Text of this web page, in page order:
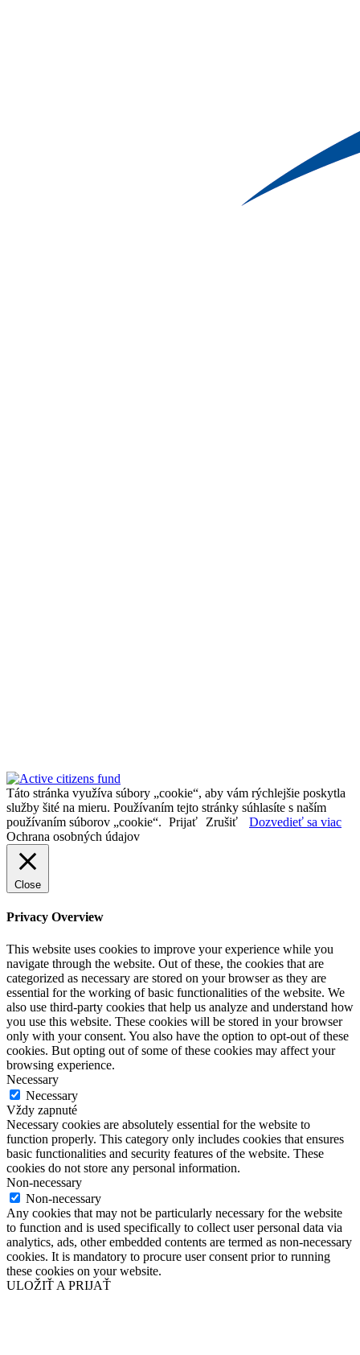
Táto stránka využíva súbory „cookie“, aby vám rýchlejšie poskytla
služby šité na mieru. Používaním tejto stránky súhlasíte s naším
používaním súborov „cookie“. Prijať Zrušiť
Dozvedieť sa viac
Ochrana osobných údajov
Close
Privacy Overview
This website uses cookies to improve your experience while you
navigate through the website. Out of these, the cookies that are
categorized as necessary are stored on your browser as they are
essential for the working of basic functionalities of the website. We
also use third-party cookies that help us analyze and understand how
you use this website. These cookies will be stored in your browser
only with your consent. You also have the option to opt-out of these
cookies. But opting out of some of these cookies may affect your
browsing experience.
Necessary
Necessary
Vždy zapnuté
Necessary cookies are absolutely essential for the website to
function properly. This category only includes cookies that ensures
basic functionalities and security features of the website. These
cookies do not store any personal information.
Non-necessary
Non-necessary
Any cookies that may not be particularly necessary for the website
to function and is used specifically to collect user personal data via
analytics, ads, other embedded contents are termed as non-necessary
cookies. It is mandatory to procure user consent prior to running
these cookies on your website.
ULOŽIŤ A PRIJAŤ